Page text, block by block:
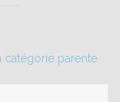
catégorie parente